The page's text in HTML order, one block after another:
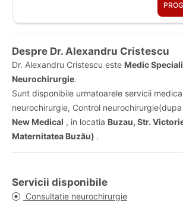
Despre Dr. Alexandru Cristescu
Dr. Alexandru Cristescu este Medic
Neurochirurgie.
Sunt disponibile urmatoarele servicii
neurochirurgie, Control
New Medical , in locatia Buzau, Str.
Maternitatea Buzău) .
Servicii disponibile
Consultatie neurochirurgie